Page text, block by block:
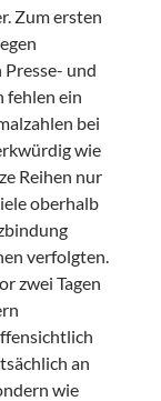
Zum ersten
und
fehlen ein
bei
wie
Reihen nur
oberhalb
verfolgten.
zwei Tagen
an
wie